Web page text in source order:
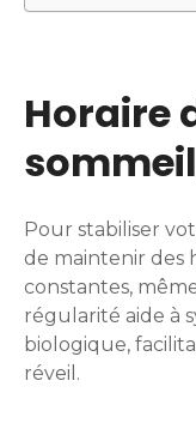
Horaire
Pour stabiliser
de maintenir des
constantes,
régularité aide à
biologique,
réveil.